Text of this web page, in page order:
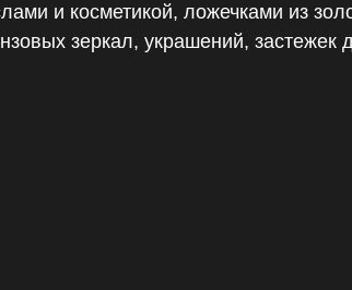
и косметикой, ложечками из
зеркал, украшений, застежек